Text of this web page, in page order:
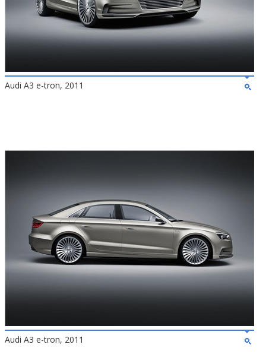
Audi A3 e-tron, 2011
Audi A3 e-tron, 2011